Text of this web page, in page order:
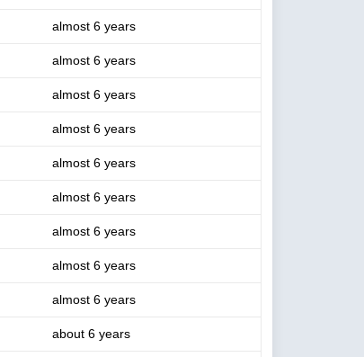
almost 6 years
almost 6 years
almost 6 years
almost 6 years
almost 6 years
almost 6 years
almost 6 years
almost 6 years
almost 6 years
about 6 years